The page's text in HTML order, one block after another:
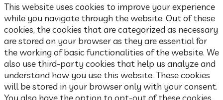
This website uses cookies to improve your experience
while you navigate through the website. Out of these
cookies, the cookies that are categorized as necessary
are stored on your browser as they are essential for
the working of basic functionalities of the website. We
also use third-party cookies that help us analyze and
understand how you use this website. These cookies
will be stored in your browser only with your consent.
You also have the option to opt-out of these cookies.